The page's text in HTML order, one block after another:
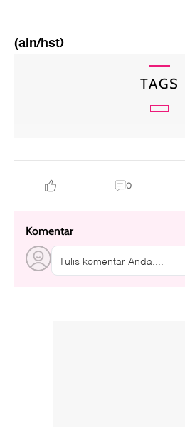
(aln/hst)
TAGS
0
Komentar
Tulis komentar Anda....